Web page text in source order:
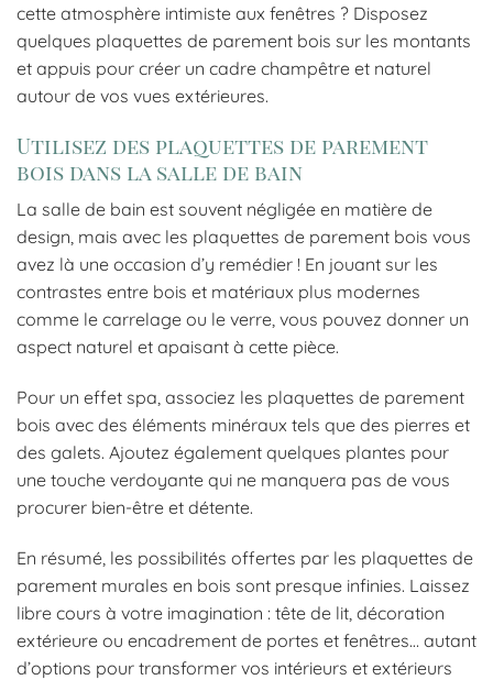
cette atmosphère intimiste aux fenêtres ? Disposez
quelques plaquettes de parement bois sur les montants
et appuis pour créer un cadre champêtre et naturel
autour de vos vues extérieures.
Utilisez des plaquettes de parement
bois dans la salle de bain
La salle de bain est souvent négligée en matière de
design, mais avec les plaquettes de parement bois vous
avez là une occasion d’y remédier ! En jouant sur les
contrastes entre bois et matériaux plus modernes
comme le carrelage ou le verre, vous pouvez donner un
aspect naturel et apaisant à cette pièce.
Pour un effet spa, associez les plaquettes de parement
bois avec des éléments minéraux tels que des pierres et
des galets. Ajoutez également quelques plantes pour
une touche verdoyante qui ne manquera pas de vous
procurer bien-être et détente.
En résumé, les possibilités offertes par les plaquettes de
parement murales en bois sont presque infinies. Laissez
libre cours à votre imagination : tête de lit, décoration
extérieure ou encadrement de portes et fenêtres… autant
d’options pour transformer vos intérieurs et extérieurs